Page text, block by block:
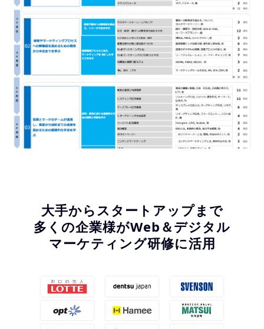
大手からスタートアップまで
多くの企業様がWeb＆デジタル
マーケティング研修に活用